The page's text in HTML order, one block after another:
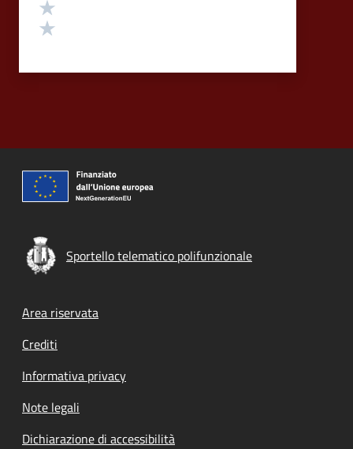
Sportello telematico polifunzionale
Footer menu
Area riservata
Crediti
Informativa privacy
Note legali
Dichiarazione di accessibilità